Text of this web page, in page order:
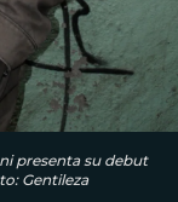
presenta su debut
Gentileza